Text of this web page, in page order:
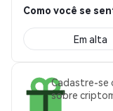
Como você se
Em alta
Cadastre-se
sobre